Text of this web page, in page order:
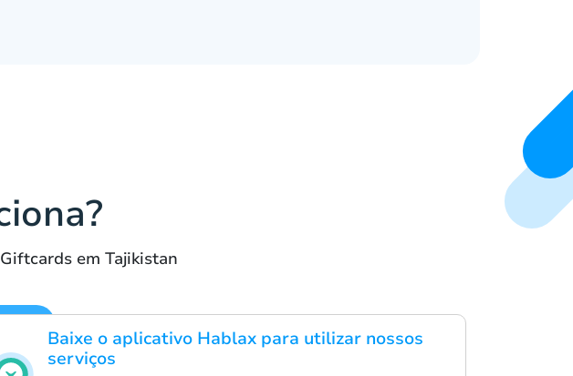
em Tajikistan
Baixe o aplicativo Hablax para utilizar nossos
serviços